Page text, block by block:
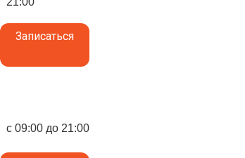
Записаться
с 09:00 до 21:00